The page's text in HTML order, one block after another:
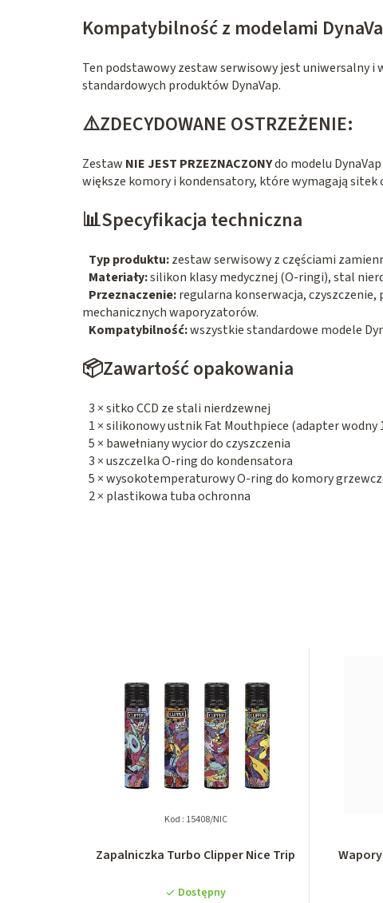
Kompatybilność z modelami
Ten podstawowy zestaw serwisowy jest uniwersalny i
standardowych produktów DynaVap.
⚠️ZDECYDOWANE OSTRZEŻENIE:
Zestaw NIE JEST PRZEZNACZONYdo modelu
większe komory i kondensatory, które wymagają
📊Specyfikacja techniczna
Typ produktu:zestaw serwisowy z częściami
Materiały:silikon klasy medycznej (O-ringi), stal
Przeznaczenie:regularna konserwacja,
mechanicznych waporyzatorów.
Kompatybilność:wszystkie standardowe modele
📦Zawartość opakowania
3 × sitko CCD ze stali nierdzewnej
1 × silikonowy ustnik Fat Mouthpiece (adapter wodny
5 × bawełniany wycior do czyszczenia
3 × uszczelka O-ring do kondensatora
5 × wysokotemperaturowy O-ring do komory
2 × plastikowa tuba ochronna
Zapalniczka Turbo Clipper Nice Trip
Dostępny
Kod : 15408/NIC